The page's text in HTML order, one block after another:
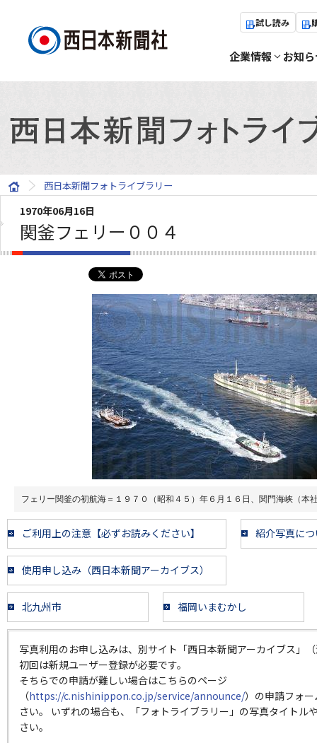
試し読み
企業情報 お知
西日本新聞フォトライブラリー
1970年06月16日
関釜フェリー００４
フェリー関釜の初航海＝１９７０（昭和４５）年６月１６日、関門海峡（本
ご利用上の注意【必ずお読みください】 紹介写真に
使用申し込み（西日本新聞アーカイブス）
北九州市 福岡いまむかし
写真利用のお申し込みは、別サイト「西日本新聞アーカイブス」
初回は新規ユーザー登録が必要です。
そちらでの申請が難しい場合はこちらのページ
（https://c.nishinippon.co.jp/service/announce/）の申請フォ
さい。 いずれの場合も、「フォトライブラリー」の写真タイトル
さい。